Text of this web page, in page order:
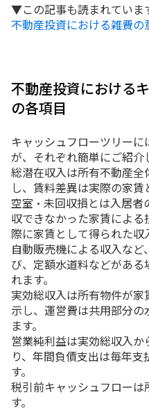
▼この記事も読まれていま
不動産投資における雑費の
不動産投資における
の各項目
キャッシュフローツリー
が、それぞれ簡単にご紹介
総潜在収入は所有不動産
し、賃料差異は実際の家賃
空室・未回収損とは入居
収できなかった家賃によ
際に家賃として得られた収
自動販売機による収入な
び、定額水道料などがあ
れます。
実効総収入は所有物件が
示し、運営費は共用部分
ます。
営業純利益は実効総収入
り、年間負債支出は毎年
す。
税引前キャッシュフロー
す。